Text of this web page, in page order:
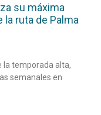
su máxima
ruta de Palma
la temporada alta,
semanales en